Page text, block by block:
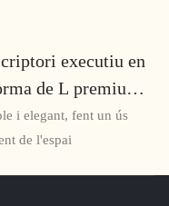
executiu en
de L premium
emmagatzematge
integrat
i elegant, fent un ús
de l'espai